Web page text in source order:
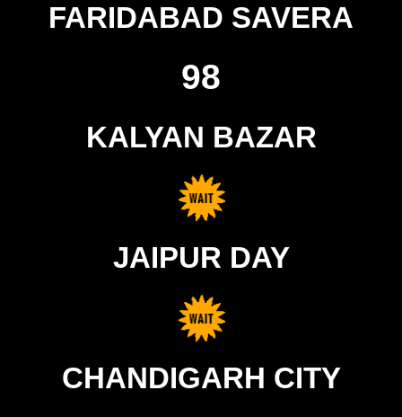
FARIDABAD SAVERA
98
KALYAN BAZAR
JAIPUR DAY
CHANDIGARH CITY